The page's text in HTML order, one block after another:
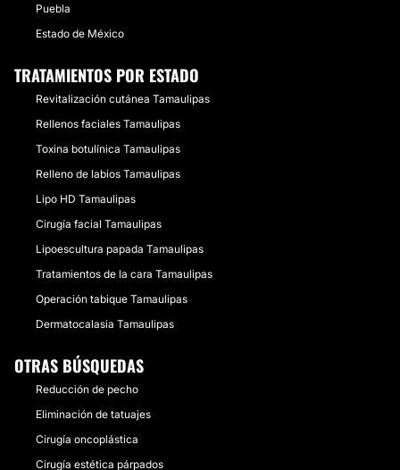
Puebla
Estado de México
TRATAMIENTOS POR ESTADO
Revitalización cutánea Tamaulipas
Rellenos faciales Tamaulipas
Toxina botulínica Tamaulipas
Relleno de labios Tamaulipas
Lipo HD Tamaulipas
Cirugía facial Tamaulipas
Lipoescultura papada Tamaulipas
Tratamientos de la cara Tamaulipas
Operación tabique Tamaulipas
Dermatocalasia Tamaulipas
OTRAS BÚSQUEDAS
Reducción de pecho
Eliminación de tatuajes
Cirugía oncoplástica
Cirugía estética párpados